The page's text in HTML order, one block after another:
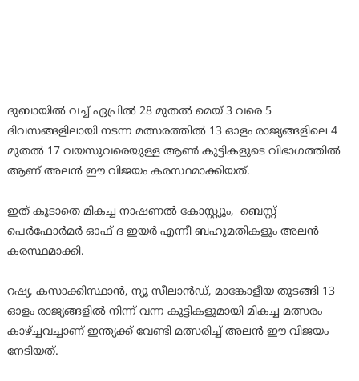
ദുബായിൽ വച്ച് ഏപ്രിൽ 28 മുതൽ മെയ്‌ 3 വരെ 5
ദിവസങ്ങളിലായി നടന്ന മത്സരത്തിൽ 13 ഓളം രാജ്യങ്ങളിലെ 4
മുതൽ 17 വയസുവരെയുള്ള ആൺ കുട്ടികളുടെ വിഭാഗത്തിൽ
ആണ് അലൻ ഈ വിജയം കരസ്ഥമാക്കിയത്.
ഇത് കൂടാതെ മികച്ച നാഷണൽ കോസ്റ്റ്യൂം, ബെസ്റ്റ്
പെർഫോർമർ ഓഫ് ദ ഇയർ എന്നീ ബഹുമതികളും അലൻ
കരസ്ഥമാക്കി.
റഷ്യ, കസാക്കിസ്ഥാൻ, ന്യൂ സീലാൻഡ്, മാങ്കോളീയ തുടങ്ങി 13
ഓളം രാജ്യങ്ങളിൽ നിന്ന് വന്ന കുട്ടികളുമായി മികച്ച മത്സരം
കാഴ്ച്ചവച്ചാണ് ഇന്ത്യക്ക് വേണ്ടി മത്സരിച്ച് അലൻ ഈ വിജയം
നേടിയത്.